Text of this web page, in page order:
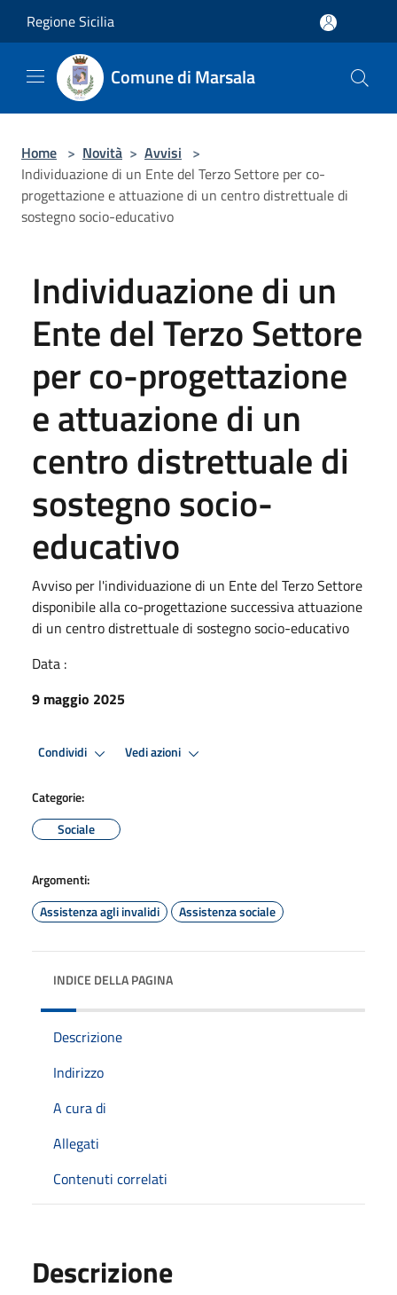
Regione Sicilia
Comune di Marsala
Home > Novità > Avvisi >
Individuazione di un Ente del Terzo Settore per co-
progettazione e attuazione di un centro distrettuale di
sostegno socio-educativo
Individuazione di un
Ente del Terzo Settore
per co-progettazione
e attuazione di un
centro distrettuale di
sostegno socio-
educativo
Avviso per l'individuazione di un Ente del Terzo Settore
disponibile alla co-progettazione successiva attuazione
di un centro distrettuale di sostegno socio-educativo
Data :
9 maggio 2025
Condividi Vedi azioni
Categorie:
Sociale
Argomenti:
Assistenza agli invalidi
Assistenza sociale
INDICE DELLA PAGINA
Descrizione
Indirizzo
A cura di
Allegati
Contenuti correlati
Descrizione